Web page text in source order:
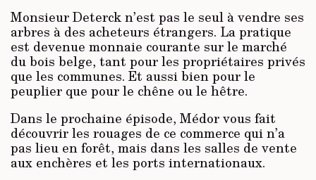
Monsieur Deterck n’est pas le seul à vendre ses
arbres à des acheteurs étrangers. La pratique
est devenue monnaie courante sur le marché
du bois belge, tant pour les propriétaires privés
que les communes. Et aussi bien pour le
peuplier que pour le chêne ou le hêtre.
Dans le prochaine épisode, Médor vous fait
découvrir les rouages de ce commerce qui n’a
pas lieu en forêt, mais dans les salles de vente
aux enchères et les ports internationaux.